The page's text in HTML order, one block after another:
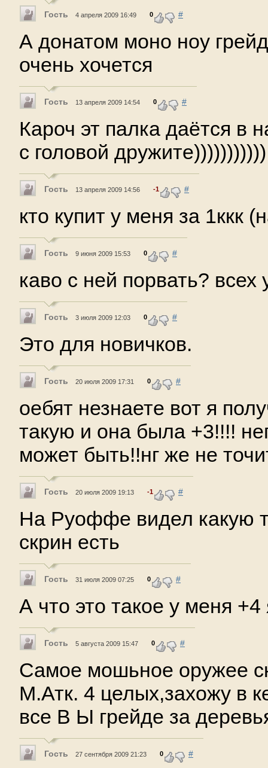
Гость 4 апреля 2009 16:49 0 #
А донатом моно ноу
очень хочется
Гость 13 апреля 2009 14:54 0 #
Кароч эт палка даётся в
с головой
Гость 13 апреля 2009 14:56 -1 #
кто купит у меня за 1ккк
Гость 9 июня 2009 15:53 0 #
каво с ней порвать? всех
Гость 3 июля 2009 12:03 0 #
Это для новичков.
Гость 20 июля 2009 17:31 0 #
оебят незнаете вот я
такую и она была +3!!!!
может быть!!нг же не
Гость 20 июля 2009 19:13 -1 #
На Руоффе видел какую
скрин есть
Гость 31 июля 2009 07:25 0 #
А что это такое у меня
Гость 5 августа 2009 15:47 0 #
Самое мошьное оружее
М.Атк. 4 целых,захожу в
все В Ы грейде за
Гость 27 сентября 2009 21:23 0 #